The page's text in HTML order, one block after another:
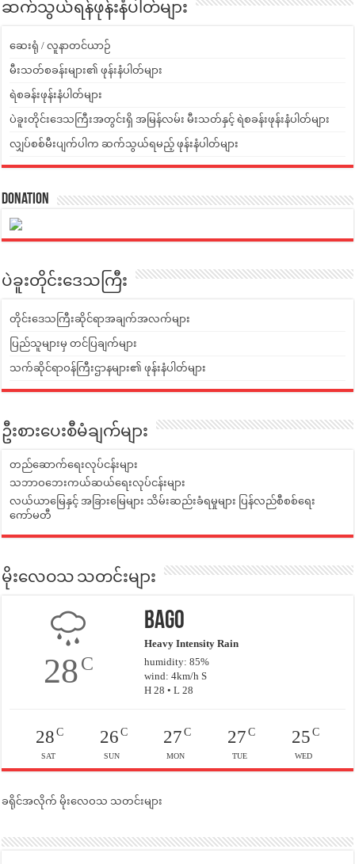
ဆက်သွယ်ရန်ဖုန်းနံပါတ်များ
ဆေးရုံ / လူနာတင်ယာဉ်
မီးသတ်စခန်းများ၏ ဖုန်းနံပါတ်များ
ရဲစခန်းဖုန်းနံပါတ်များ
ပဲခူးတိုင်းဒေသကြီးအတွင်းရှိ အမြန်လမ်း မီးသတ်နှင့် ရဲစခန်းဖုန်းနံပါတ်များ
လျှပ်စစ်မီးပျက်ပါက ဆက်သွယ်ရမည့် ဖုန်းနံပါတ်များ
Donation
ပဲခူးတိုင်းဒေသကြီး
တိုင်းဒေသကြီးဆိုင်ရာအချက်အလက်များ
ပြည်သူများမှ တင်ပြချက်များ
သက်ဆိုင်ရာဝန်ကြီးဌာနများ၏ ဖုန်းနံပါတ်များ
ဦးစားပေးစီမံချက်များ
တည်ဆောက်ရေးလုပ်ငန်းများ
သဘာဝဘေးကယ်ဆယ်ရေးလုပ်ငန်းများ
လယ်ယာမြေနှင့် အခြားမြေများ သိမ်းဆည်းခံရမှုများ ပြန်လည်စီစစ်ရေး
ကော်မတီ
မိုးလေဝသ သတင်းများ
28C
Bago
Heavy Intensity Rain
humidity: 85%
wind: 4km/h S
H 28 • L 28
28C
SAT
26C
SUN
27 C
MON
27C
TUE
25C
WED
ခရိုင်အလိုက် မိုးလေဝသ သတင်းများ